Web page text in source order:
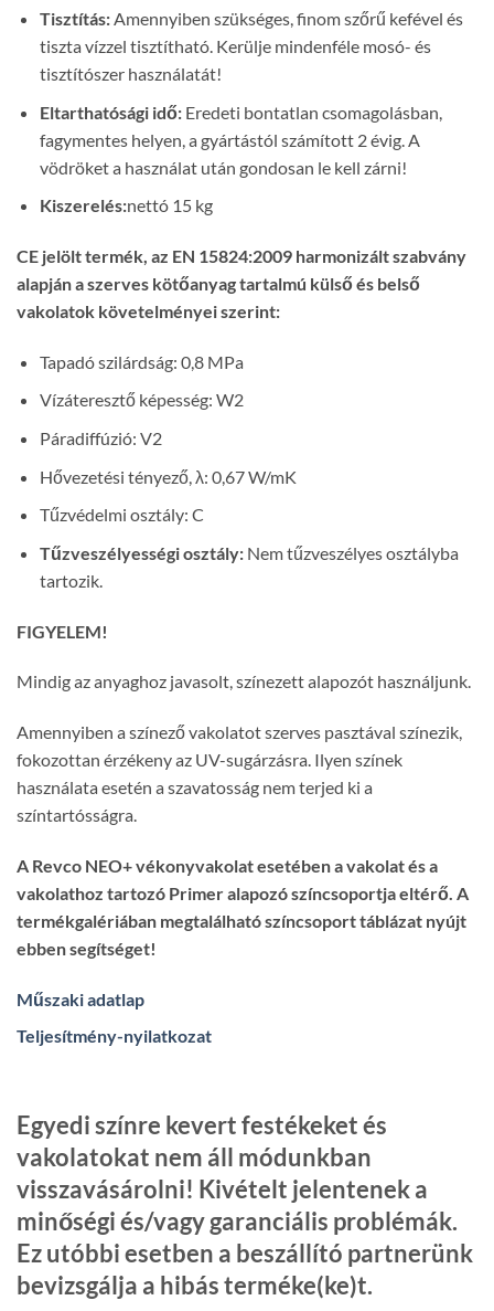
Tisztítás:Amennyiben szükséges, finom szőrű kefével és
tiszta vízzel tisztítható. Kerülje mindenféle mosó- és
tisztítószer használatát!
Eltarthatósági idő: Eredeti bontatlan csomagolásban,
fagymentes helyen, a gyártástól számított 2 évig. A
vödröket a használat után gondosan le kell zárni!
Kiszerelés:nettó 15 kg
CE jelölt termék, az EN 15824:2009 harmonizált szabvány
alapján a szerves kötőanyag tartalmú külső és belső
vakolatok követelményei szerint:
Tapadó szilárdság: 0,8 MPa
Vízáteresztő képesség: W2
Páradiffúzió: V2
Hővezetési tényező, λ: 0,67 W/mK
Tűzvédelmi osztály: C
Tűzveszélyességi osztály: Nem tűzveszélyes osztályba
tartozik.
FIGYELEM!
Mindig az anyaghoz javasolt, színezett alapozót használjunk.
Amennyiben a színező vakolatot szerves pasztával színezik,
fokozottan érzékeny az UV-sugárzásra. Ilyen színek
használata esetén a szavatosság nem terjed ki a
színtartósságra.
A Revco NEO+ vékonyvakolat esetében a vakolat és a
vakolathoz tartozó Primer alapozó színcsoportja eltérő. A
termékgalériában megtalálható színcsoport táblázat nyújt
ebben segítséget!
Műszaki adatlap
Teljesítmény-nyilatkozat
Egyedi színre kevert festékeket és
vakolatokat nem áll módunkban
visszavásárolni! Kivételt jelentenek a
minőségi és/vagy garanciális problémák.
Ez utóbbi esetben a beszállító partnerünk
bevizsgálja a hibás terméke(ke)t.